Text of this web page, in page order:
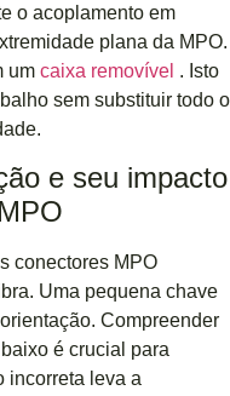
o acoplamento em
plana da MPO.
um caixa removível . Isto
sem substituir todo o
e seu impacto
conectores MPO
Uma pequena chave
Compreender
é crucial para
incorreta leva a